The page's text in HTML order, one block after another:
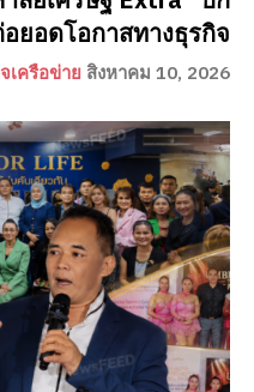
ยอดโอกาสทางธุรกิจ
เครือข่าย สิงหาคม 10, 2026